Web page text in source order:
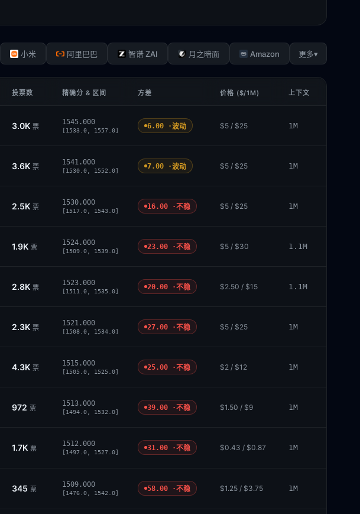
小米 阿里巴巴 智谱 ZAI 月之暗面 Amazon 更多▾
投票数 精确分 & 区间 方差 价格 ($/1M) 上下文
3.0K 票
1545.000
[1533.0, 1557.0]
6.00 ·波动 $5 / $25 1M
3.6K 票
1541.000
[1530.0, 1552.0]
7.00 ·波动 $5 / $25 1M
2.5K 票
1530.000
[1517.0, 1543.0]
16.00 ·不稳 $5 / $25 1M
1.9K 票
1524.000
[1509.0, 1539.0]
23.00 ·不稳 $5 / $30 1.1M
2.8K 票
1523.000
[1511.0, 1535.0]
20.00 ·不稳 $2.50 / $15 1.1M
2.3K 票
1521.000
[1508.0, 1534.0]
27.00 ·不稳 $5 / $25 1M
4.3K 票
1515.000
[1505.0, 1525.0]
25.00 ·不稳 $2 / $12 1M
972 票
1513.000
[1494.0, 1532.0]
39.00 ·不稳 $1.50 / $9 1M
1.7K 票
1512.000
[1497.0, 1527.0]
31.00 ·不稳 $0.43 / $0.87 1M
345 票
1509.000
[1476.0, 1542.0]
58.00 ·不稳 $1.25 / $3.75 1M